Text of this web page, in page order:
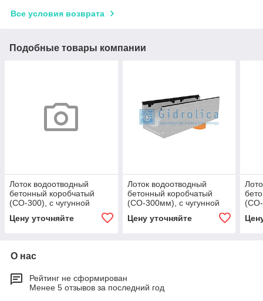
Все условия возврата
Подобные товары компании
Лоток водоотводный
бетонный коробчатый
(СО-300), с чугунной
насадкой, с водосливом
КUв 100.39,9 (30).57(50) -
Цену уточняйте
Лоток водоотводный
бетонный коробчатый
(СО-300мм), с чугунной
КUв 100.39,9 (30).31(24) -
Цену уточняйте
(СО-
КUв
О нас
Рейтинг не сформирован
Менее 5 отзывов за последний год